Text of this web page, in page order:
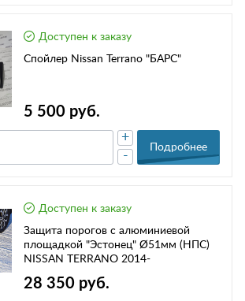
Доступен к заказу
Спойлер Nissan Terrano "БАРС"
5 500 руб.
-
+
Подробнее
Доступен к заказу
Защита порогов с алюминиевой
площадкой "Эстонец" Ø51мм (НПС)
NISSAN TERRANO 2014-
28 350 руб.